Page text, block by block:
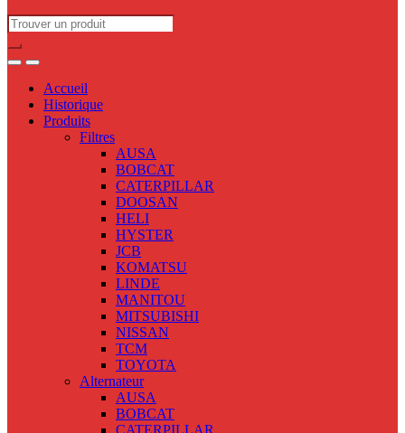
Search
for:
Accueil
Historique
Produits
Filtres
AUSA
BOBCAT
CATERPILLAR
DOOSAN
HELI
HYSTER
JCB
KOMATSU
LINDE
MANITOU
MITSUBISHI
NISSAN
TCM
TOYOTA
Alternateur
AUSA
BOBCAT
CATERPILLAR